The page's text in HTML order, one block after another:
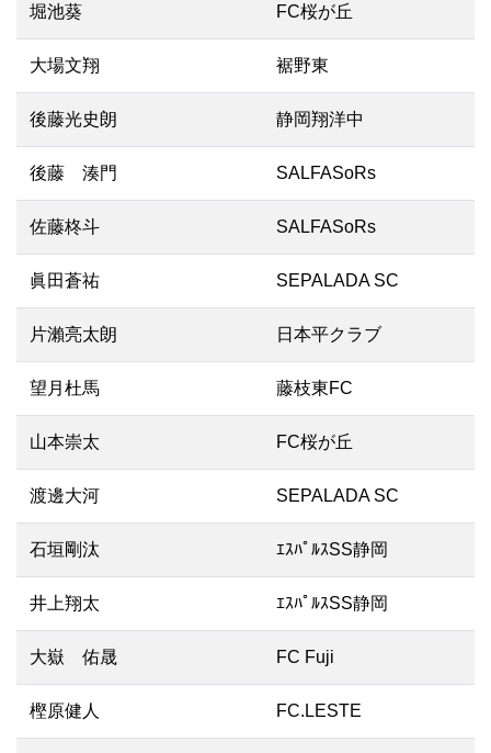
堀池葵 FC桜が丘
大場文翔 裾野東
後藤光史朗 静岡翔洋中
後藤 湊門 SALFASoRs
佐藤柊斗 SALFASoRs
眞田蒼祐 SEPALADA SC
片瀨亮太朗 日本平クラブ
望月杜馬 藤枝東FC
山本崇太 FC桜が丘
渡邊大河 SEPALADA SC
石垣剛汰 ｴｽﾊﾟﾙｽSS静岡
井上翔太 ｴｽﾊﾟﾙｽSS静岡
大嶽 佑晟 FC Fuji
樫原健人 FC.LESTE